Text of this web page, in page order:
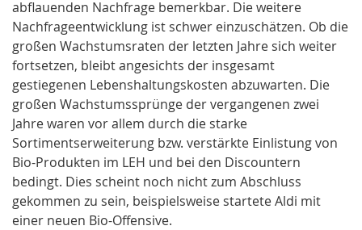
abflauenden Nachfrage bemerkbar. Die weitere
Nachfrageentwicklung ist schwer einzuschätzen. Ob die
großen Wachstumsraten der letzten Jahre sich weiter
fortsetzen, bleibt angesichts der insgesamt
gestiegenen Lebenshaltungskosten abzuwarten. Die
großen Wachstumssprünge der vergangenen zwei
Jahre waren vor allem durch die starke
Sortimentserweiterung bzw. verstärkte Einlistung von
Bio-Produkten im LEH und bei den Discountern
bedingt. Dies scheint noch nicht zum Abschluss
gekommen zu sein, beispielsweise startete Aldi mit
einer neuen Bio-Offensive.